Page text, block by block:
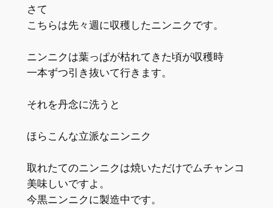
さて
こちらは先々週に収穫したニンニクです。
ニンニクは葉っぱが枯れてきた頃が収穫時
一本ずつ引き抜いて行きます。
それを丹念に洗うと
ほらこんな立派なニンニク
取れたてのニンニクは焼いただけでムチャンコ
美味しいですよ。
今黒ニンニクに製造中です。